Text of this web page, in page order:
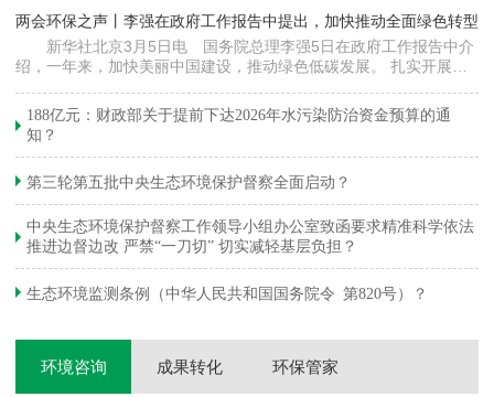
两会环保之声丨李强在政府工作报告中提出，加快推动全面绿色转型
新华社北京3月5日电 国务院总理李强5日在政府工作报告中介
绍，一年来，加快美丽中国建设，推动绿色低碳发展。 扎实开展大
浓度下降…
188亿元：财政部关于提前下达2026年水污染防治资金预算的通
知？
第三轮第五批中央生态环境保护督察全面启动？
中央生态环境保护督察工作领导小组办公室致函要求精准科学依法
推进边督边改 严禁“一刀切” 切实减轻基层负担？
生态环境监测条例（中华人民共和国国务院令 第820号）？
环境咨询 成果转化 环保管家